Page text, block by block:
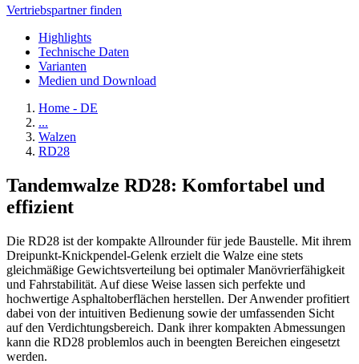
Vertriebspartner finden
Highlights
Technische Daten
Varianten
Medien und Download
Home - DE
...
Walzen
RD28
Tandemwalze RD28: Komfortabel und
effizient
Die RD28 ist der kompakte Allrounder für jede Baustelle. Mit ihrem
Dreipunkt-Knickpendel-Gelenk erzielt die Walze eine stets
gleichmäßige Gewichtsverteilung bei optimaler Manövrierfähigkeit
und Fahrstabilität. Auf diese Weise lassen sich perfekte und
hochwertige Asphaltoberflächen herstellen. Der Anwender profitiert
dabei von der intuitiven Bedienung sowie der umfassenden Sicht
auf den Verdichtungsbereich. Dank ihrer kompakten Abmessungen
kann die RD28 problemlos auch in beengten Bereichen eingesetzt
werden.